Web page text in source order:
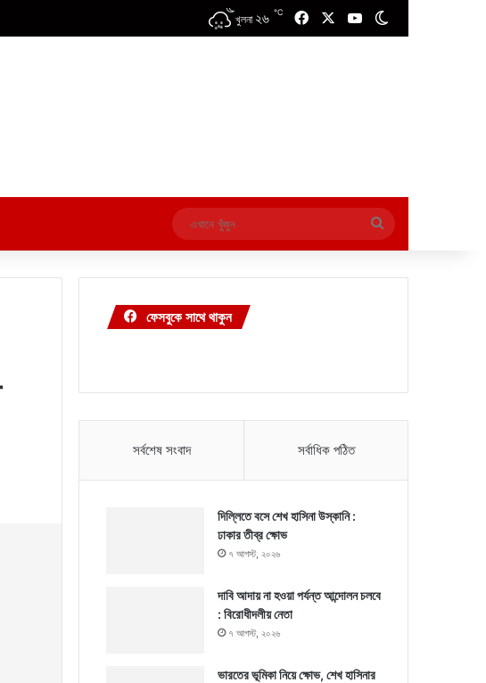
খুলনা ২৬ ℃ FacebookYouTube
এখানে
খুঁজুন
ফেসবুকে সাথে থাকুন
সর্বশেষ সংবাদ সর্বাধিক পঠিত
দিল্লিতে বসে শেখ হাসিনা উস্কানি :
ঢাকার তীব্র ক্ষোভ
৭ আগস্ট, ২০২৬
দাবি আদায় না হওয়া পর্যন্ত আন্দোলন চলবে
: বিরোধীদলীয় নেতা
৭ আগস্ট, ২০২৬
ভারতের ভূমিকা নিয়ে ক্ষোভ, শেখ হাসিনার